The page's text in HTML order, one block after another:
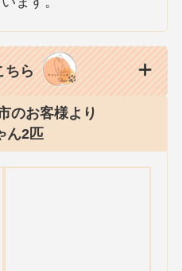
ちら
のお客様より
ん2匹